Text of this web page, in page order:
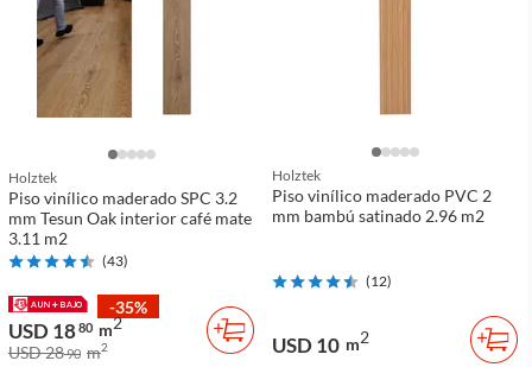
Holztek
Piso vinílico maderado SPC 3.2
mm Tesun Oak interior café mate
3.11 m2
(43)
-35%
USD 1880 m2
USD 2890 m2
Holztek
Piso vinílico maderado PVC 2
mm bambú satinado 2.96 m2
(12)
USD 10 m2